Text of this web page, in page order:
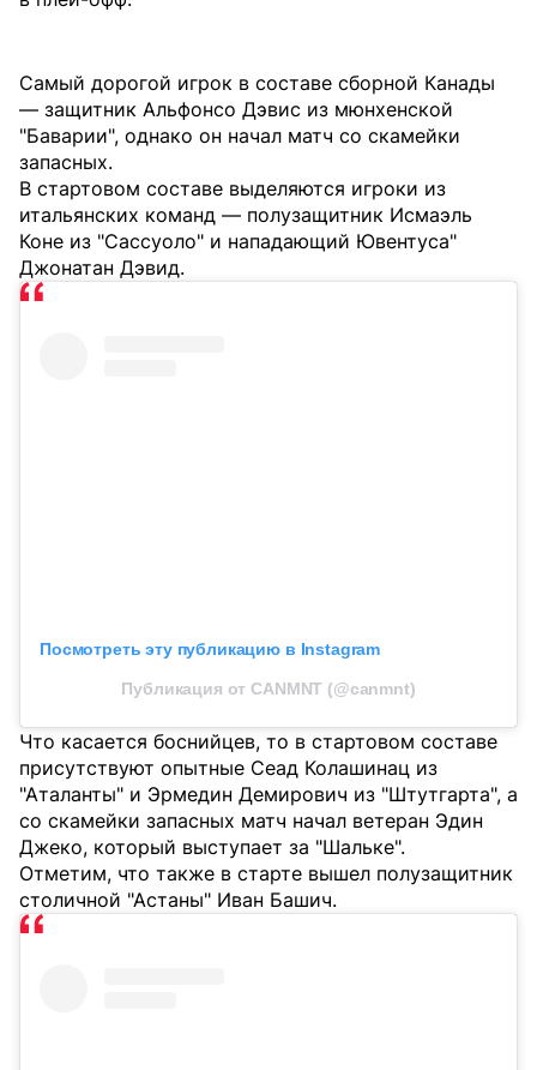
Самый дорогой игрок в составе сборной Канады
— защитник Альфонсо Дэвис из мюнхенской
"Баварии", однако он начал матч со скамейки
запасных.
В стартовом составе выделяются игроки из
итальянских команд — полузащитник Исмаэль
Коне из "Сассуоло" и нападающий Ювентуса"
Джонатан Дэвид.
Посмотреть эту публикацию в Instagram
Публикация от CANMNT (@canmnt)
Что касается боснийцев, то в стартовом составе
присутствуют опытные Сеад Колашинац из
"Аталанты" и Эрмедин Демирович из "Штутгарта", а
со скамейки запасных матч начал ветеран Эдин
Джеко, который выступает за "Шальке".
Отметим, что также в старте вышел полузащитник
столичной "Астаны" Иван Башич.